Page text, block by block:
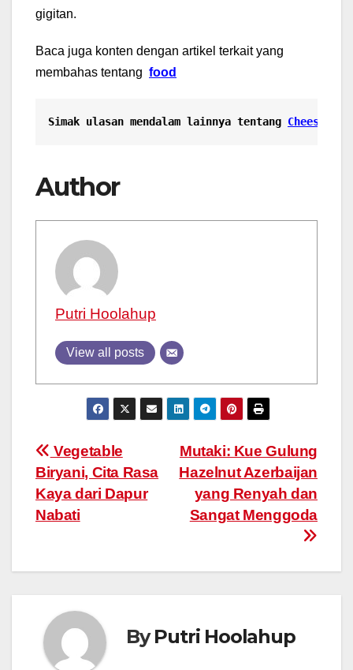
gigitan.
Baca juga konten dengan artikel terkait yang
membahas tentang food
Simak ulasan mendalam lainnya tentang Cheese
Author
Putri Hoolahup
View all posts
Post
navigation
Mutaki: Kue Gulung
Hazelnut Azerbaijan
yang Renyah dan
Sangat Menggoda
Vegetable
Biryani, Cita Rasa
Kaya dari Dapur
Nabati
ByPutri Hoolahup